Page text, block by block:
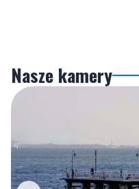
Nasze kamery